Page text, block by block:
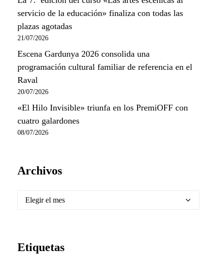
servicio de la educación» finaliza con todas las
plazas agotadas
21/07/2026
Escena Gardunya 2026 consolida una
programación cultural familiar de referencia en el
Raval
20/07/2026
«El Hilo Invisible» triunfa en los PremiOFF con
cuatro galardones
08/07/2026
Archivos
Archivos
Etiquetas